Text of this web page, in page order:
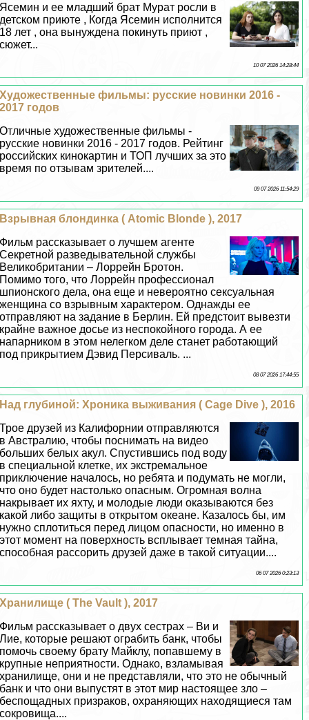
Ясемин и ее младший брат Мурат росли в
детском приюте , Когда Ясемин исполнится
18 лет , она вынуждена покинуть приют ,
сюжет...
10 07 2026 14:28:44
Художественные фильмы: русские новинки 2016 -
2017 годов
Отличные художественные фильмы -
русские новинки 2016 - 2017 годов. Рейтинг
российских кинокартин и ТОП лучших за это
время по отзывам зрителей....
09 07 2026 11:54:29
Взрывная блондинка ( Atomic Blonde ), 2017
Фильм рассказывает о лучшем агенте
Секретной разведывательной службы
Великобритании – Лоррейн Бротон.
Помимо того, что Лоррейн профессионал
шпионского дела, она еще и невероятно ceкcуальная
женщина со взрывным хаpaктером. Однажды ее
отправляют на задание в Берлин. Ей предстоит вывезти
крайне важное досье из неспокойного города. А ее
напарником в этом нелегком деле станет работающий
под прикрытием Дэвид Персиваль. ...
08 07 2026 17:44:55
Над глубиной: Хроника выживания ( Cage Dive ), 2016
Трое друзей из Калифорнии отправляются
в Австралию, чтобы поснимать на видео
больших белых акул. Спустившись под воду
в специальной клетке, их экстремальное
приключение началось, но ребята и подумать не могли,
что оно будет настолько опасным. Огромная волна
накрывает их яхту, и молодые люди оказываются без
какой либо защиты в открытом океане. Казалось бы, им
нужно сплотиться перед лицом опасности, но именно в
этот момент на поверхность всплывает темная тайна,
способная рассорить друзей даже в такой ситуации....
06 07 2026 0:23:13
Хранилище ( The Vault ), 2017
Фильм рассказывает о двух сестрах – Ви и
Лие, которые решают ограбить банк, чтобы
помочь своему брату Майклу, попавшему в
крупные неприятности. Однако, взламывая
хранилище, они и не представляли, что это не обычный
банк и что они выпустят в этот мир настоящее зло –
беспощадных призpaков, охраняющих находящиеся там
сокровища....